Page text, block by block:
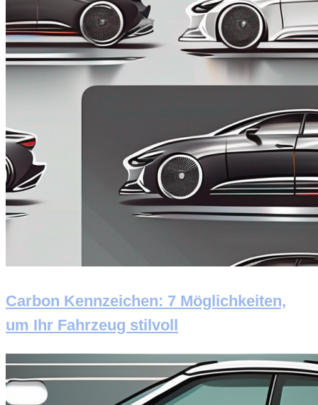
Carbon Kennzeichen: 7 Möglichkeiten,
um Ihr Fahrzeug stilvoll